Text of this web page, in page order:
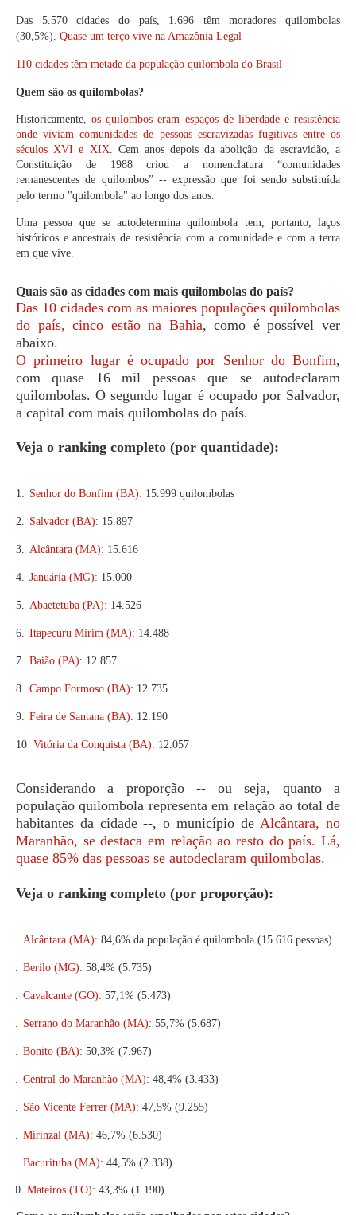
Das 5.570 cidades do país, 1.696 têm moradores quilombolas
(30,5%) Quase um terço vive na Amazônia Legal
110 cidades têm metade da população quilombola do Brasil
Quem são os quilombolas?
Historicamente,os quilombos eram espaços de liberdade e resistência
onde viviam comunidades de pessoas escravizadas fugitivas entre os
séculos XVI e XIX . Cem anos depois da abolição da escravidão, a
Constituição de 1988 criou a nomenclatura “comunidades
remanescentes de quilombos” -- expressão que foi sendo substituída
pelo termo "quilombola" ao longo dos anos.
Uma pessoa que se autodetermina quilombola tem, portanto, laços
históricos e ancestrais de resistência com a comunidade e com a terra
em que vive.
Quais são as cidades com mais quilombolas do país?
Das 10 cidades com as maiores populações quilombolas
do país, cinco estão na Bahia, como é possível ver
abaixo.
O primeiro lugar é ocupado por Senhor do Bonfim,
com quase 16 mil pessoas que se autodeclaram
quilombolas. O segundo lugar é ocupado por Salvador,
a capital com mais quilombolas do país.
Veja o ranking completo (por quantidade):
1. Senhor do Bonfim (BA): 15.999 quilombolas
2. Salvador (BA): 15.897
3. Alcântara (MA): 15.616
4. Januária (MG): 15.000
5. Abaetetuba (PA): 14.526
6. Itapecuru Mirim (MA): 14.488
7. Baião (PA): 12.857
8. Campo Formoso (BA): 12.735
9. Feira de Santana (BA): 12.190
10 Vitória da Conquista (BA): 12.057
Considerando a proporção -- ou seja, quanto a
população quilombola representa em relação ao total de
habitantes da cidade --, o município de Alcântara, no
Maranhão, se destaca em relação ao resto do país. Lá,
quase 85% das pessoas se autodeclaram quilombolas.
Veja o ranking completo (por proporção):
Alcântara (MA): 84,6% da população é quilombola (15.616 pessoas)
Berilo (MG): 58,4% (5.735)
Cavalcante (GO): 57,1% (5.473)
Serrano do Maranhão (MA): 55,7% (5.687)
Bonito (BA): 50,3% (7.967)
Central do Maranhão (MA): 48,4% (3.433)
São Vicente Ferrer (MA): 47,5% (9.255)
Mirinzal (MA): 46,7% (6.530)
Bacurituba (MA): 44,5% (2.338)
10 Mateiros (TO): 43,3% (1.190)